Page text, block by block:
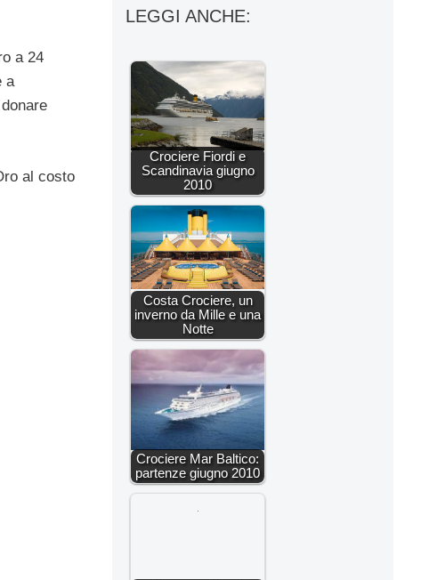
a 24
a
al costo
LEGGI ANCHE:
Crociere Fiordi e
Scandinavia giugno
2010
Costa Crociere, un
inverno da Mille e una
Notte
Crociere Mar Baltico:
partenze giugno 2010